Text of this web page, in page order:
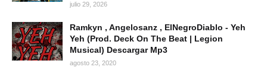
julio 29, 2026
Ramkyn , Angelosanz , ElNegroDiablo - Yeh
Yeh (Prod. Deck On The Beat | Legion
Musical) Descargar Mp3
agosto 23, 2020